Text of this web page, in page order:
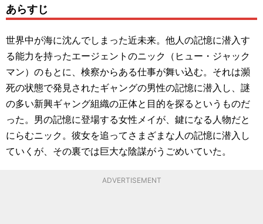
あらすじ
世界中が海に沈んでしまった近未来。他人の記憶に潜入す
る能力を持ったエージェントのニック（ヒュー・ジャック
マン）のもとに、検察からある仕事が舞い込む。それは瀕
死の状態で発見されたギャングの男性の記憶に潜入し、謎
の多い新興ギャング組織の正体と目的を探るというものだ
った。男の記憶に登場する女性メイが、鍵になる人物だと
にらむニック。彼女を追ってさまざまな人の記憶に潜入し
ていくが、その裏では巨大な陰謀がうごめいていた。
ADVERTISEMENT